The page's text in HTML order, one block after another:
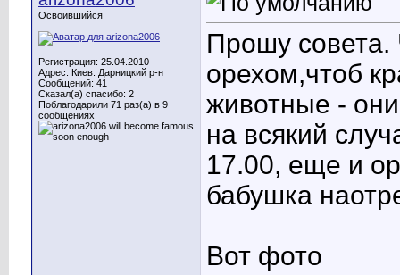
Освоившийся
Регистрация: 25.04.2010
Адрес: Киев. Дарницкий р-н
Сообщений: 41
Сказал(а) спасибо: 2
Поблагодарили 71 раз(а) в 9
сообщениях
Прошу совета.
орехом,чтоб
животные - они
на всякий
17.00, еще и
бабушка
Вот фото